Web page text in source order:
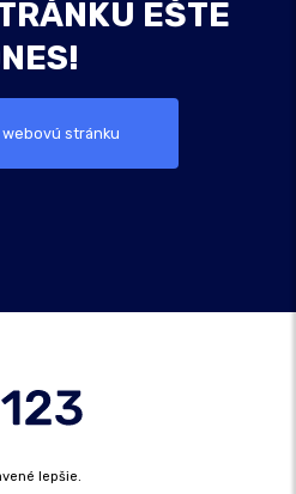
EŠTE
stránku
lepšie.